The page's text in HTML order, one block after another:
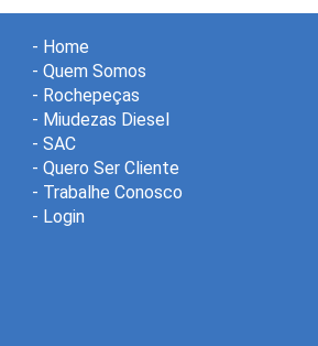
- Home
- Quem Somos
- Rochepeças
- Miudezas Diesel
- SAC
- Quero Ser Cliente
- Trabalhe Conosco
- Login